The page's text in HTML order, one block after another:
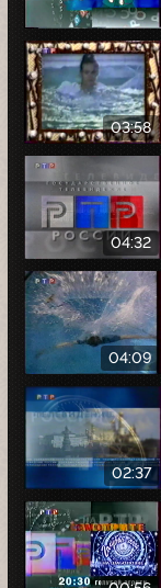
03:58
04:32
04:09
02:37